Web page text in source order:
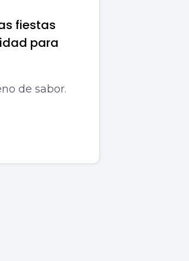
fiestas
para
de sabor.